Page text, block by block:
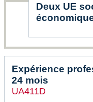
Deux UE
Expérience
24 mois
UA411D